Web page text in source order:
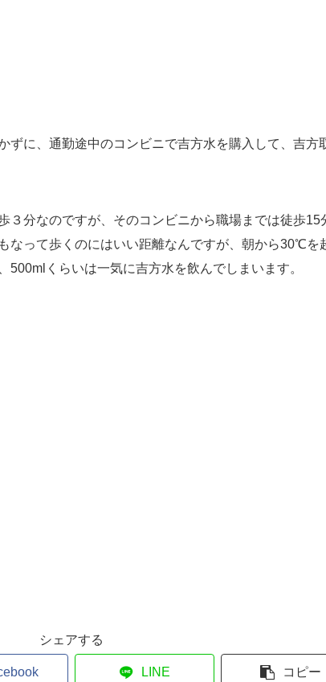
ずに、通勤途中のコンビニで吉方水を購入して、吉方
３分なのですが、そのコンビニから職場までは徒歩15
なって歩くのにはいい距離なんですが、朝から30℃を
くらいは一気に吉方水を飲んでしまいます。
シェアする
LINE コピー